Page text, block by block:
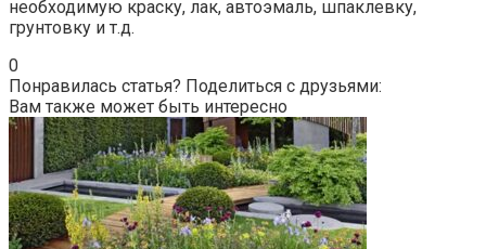
необходимую краску, лак, автоэмаль, шпаклевку,
грунтовку и т.д.
0
Понравилась статья? Поделиться с друзьями:
Вам также может быть интересно